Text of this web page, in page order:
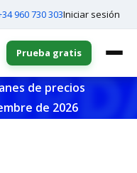
960 730 303Iniciar sesión
Prueba gratis
de precios
de 2026